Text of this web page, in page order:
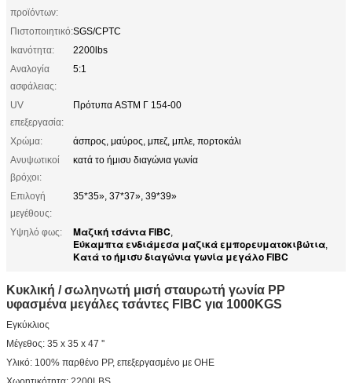
προϊόντων:
Πιστοποιητικό:SGS/CPTC
Ικανότητα:
2200lbs
Αναλογία
ασφάλειας:
5:1
UV
επεξεργασία:
Πρότυπα ASTM Γ 154-00
Χρώμα:
άσπρος, μαύρος, μπεζ, μπλε, πορτοκάλι
Ανυψωτικοί
βρόχοι:
κατά το ήμισυ διαγώνια γωνία
Επιλογή
μεγέθους:
35*35», 37*37», 39*39»
Υψηλό φως: Μαζική τσάντα FIBC,
Εύκαμπτα ενδιάμεσα μαζικά εμπορευματοκιβώτια,
Κατά το ήμισυ διαγώνια γωνία μεγάλο FIBC
Κυκλική / σωληνωτή μισή σταυρωτή γωνία PP
υφασμένα μεγάλες τσάντες FIBC για 1000KGS
Εγκύκλιος
Μέγεθος: 35 x 35 x 47 ''
Υλικό: 100% παρθένο PP, επεξεργασμένο με ΟΗΕ